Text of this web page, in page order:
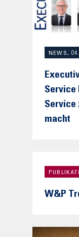
NEWS,
Service
Service
macht
W&P